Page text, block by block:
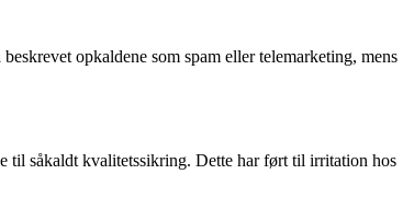
opkaldene som spam eller telemarketing, mens
til såkaldt kvalitetssikring. Dette har ført til irritation hos